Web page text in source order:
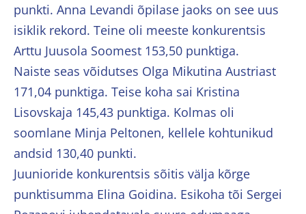
punkti. Anna Levandi õpilase jaoks on see uus
isiklik rekord. Teine oli meeste konkurentsis
Arttu Juusola Soomest 153,50 punktiga.
Naiste seas võidutses Olga Mikutina Austriast
171,04 punktiga. Teise koha sai Kristina
Lisovskaja 145,43 punktiga. Kolmas oli
soomlane Minja Peltonen, kellele kohtunikud
andsid 130,40 punkti.
Juunioride konkurentsis sõitis välja kõrge
punktisumma Elina Goidina. Esikoha tõi Sergei